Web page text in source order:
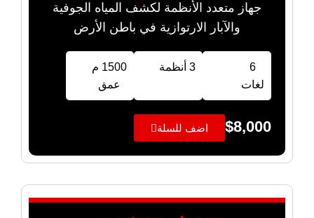
جهاز متعدد الأنظمة لكشف المياه الجوفية
والآبار الارتوازية في باطن الأرض
6
لغات
3 أنظمة
1500 م
عمق
$8,000 اضف للسلة